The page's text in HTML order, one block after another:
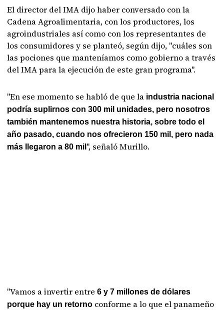
El director del IMA dijo haber conversado con la
Cadena Agroalimentaria, con los productores, los
agroindustriales así como con los representantes de
los consumidores y se planteó, según dijo, "cuáles son
las pociones que manteníamos como gobierno a través
del IMA para la ejecución de este gran programa".
"En ese momento se habló de que la industria nacional
podría suplirnos con 300 mil unidades, pero nosotros
también mantenemos nuestra historia, sobre todo el
año pasado, cuando nos ofrecieron 150 mil, pero nada
más llegaron a 80 mil ", señaló Murillo.
"Vamos a invertir entre6 y 7 millones de dólares
porque hay un retorno conforme a lo que el panameño